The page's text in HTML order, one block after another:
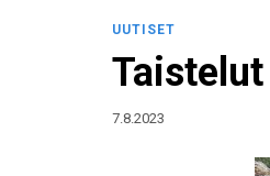
UUTISET
7.8.2023